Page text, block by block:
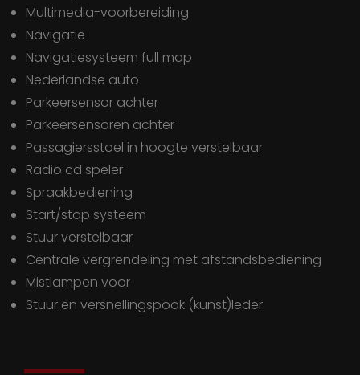
Multimedia-voorbereiding
Navigatie
Navigatiesysteem full map
Nederlandse auto
Parkeersensor achter
Parkeersensoren achter
Passagiersstoel in hoogte verstelbaar
Radio cd speler
Spraakbediening
Start/stop systeem
Stuur verstelbaar
centrale vergrendeling met afstandsbediening
mistlampen voor
stuur en versnellingspook (kunst)leder